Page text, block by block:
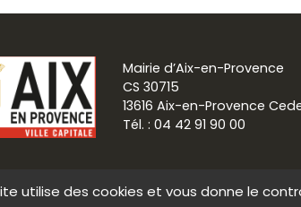
Mairie d’Aix-en-Provence
CS 30715
13616 Aix-en-Provence
Tél. : 04 42 91 90 00
Communication Mentions légales
utilise des cookies et vous donne le